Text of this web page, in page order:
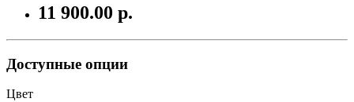
11 900.00 р.
Доступные опции
Цвет